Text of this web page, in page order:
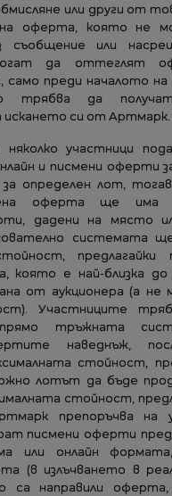
или други от
оферта, която не
съобщение или
да оттеглят
само преди началото
трябва да получат
искането си от Артмарк.
няколко участници
и писмени оферти
за определен лот,
оферта ще има
дадени на място
системата
предлагайки
която е най-близка до
от аукционера (а не
Участниците
тръжната
наведнъж,
стойност,
лотът да бъде
стойност,
препоръчва на
писмени оферти
или онлайн
(в излъчването в
са направили